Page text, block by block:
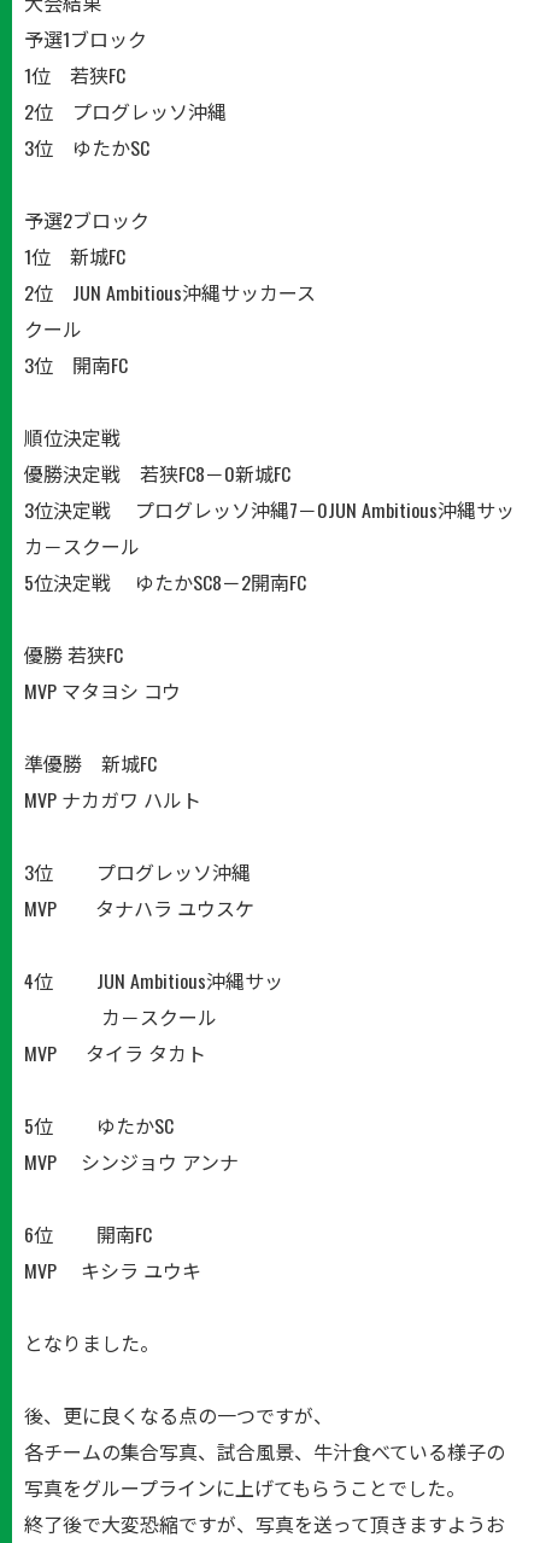
予選1ブロック
1位 若狭FC
2位 プログレッソ沖縄
3位 ゆたかSC
予選2ブロック
1位 新城FC
2位 JUN Ambitious沖縄サッカース
クール
3位 開南FC
順位決定戦
優勝決定戦 若狭FC8－0新城FC
3位決定戦 プログレッソ沖縄7－0JUN Ambitious沖縄サッ
カ－スクール
5位決定戦 ゆたかSC8－2開南FC
優勝 若狭FC
MVP マタヨシ コウ
準優勝 新城FC
MVP ナカガワ ハルト
3位 プログレッソ沖縄
MVP タナハラ ユウスケ
4位 JUN Ambitious沖縄サッ
カ－スクール
MVP タイラ タカト
5位 ゆたかSC
MVP シンジョウ アンナ
6位 開南FC
MVP キシラ ユウキ
となりました。
後、更に良くなる点の一つですが、
各チームの集合写真、試合風景、牛汁食べている様子の
写真をグループラインに上げてもらうことでした。
終了後で大変恐縮ですが、写真を送って頂きますようお